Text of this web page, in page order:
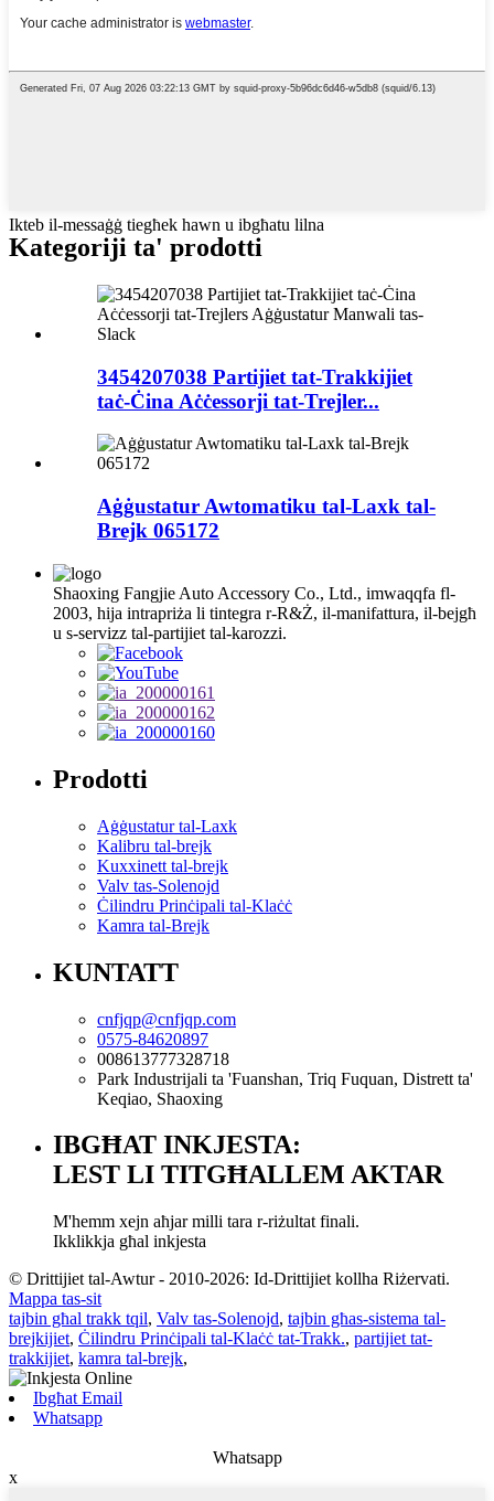
Ikteb il-messaġġ tiegħek hawn u ibgħatu lilna
Kategoriji ta' prodotti
3454207038 Partijiet tat-Trakkijiet
taċ-Ċina Aċċessorji tat-Trejler...
Aġġustatur Awtomatiku tal-Laxk tal-
Brejk 065172
Shaoxing Fangjie Auto Accessory Co., Ltd., imwaqqfa fl-
2003, hija intrapriża li tintegra r-R&Ż, il-manifattura, il-bejgħ
u s-servizz tal-partijiet tal-karozzi.
Prodotti
Aġġustatur tal-Laxk
Kalibru tal-brejk
Kuxxinett tal-brejk
Valv tas-Solenojd
Ċilindru Prinċipali tal-Klaċċ
Kamra tal-Brejk
KUNTATT
cnfjqp@cnfjqp.com
0575-84620897
008613777328718
Park Industrijali ta 'Fuanshan, Triq Fuquan, Distrett ta'
Keqiao, Shaoxing
IBGĦAT INKJESTA:
LEST LI TITGĦALLEM AKTAR
M'hemm xejn aħjar milli tara r-riżultat finali.
Ikklikkja għal inkjesta
© Drittijiet tal-Awtur - 2010-2026: Id-Drittijiet kollha Riżervati.
Mappa tas-sit
tajbin għal trakk tqil, Valv tas-Solenojd, tajbin għas-sistema tal-
brejkijiet, Ċilindru Prinċipali tal-Klaċċ tat-Trakk., partijiet tat-
trakkijiet, kamra tal-brejk,
Ibgħat Email
Whatsapp
Whatsapp
x